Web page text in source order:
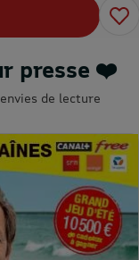
presse ❤️
de lecture